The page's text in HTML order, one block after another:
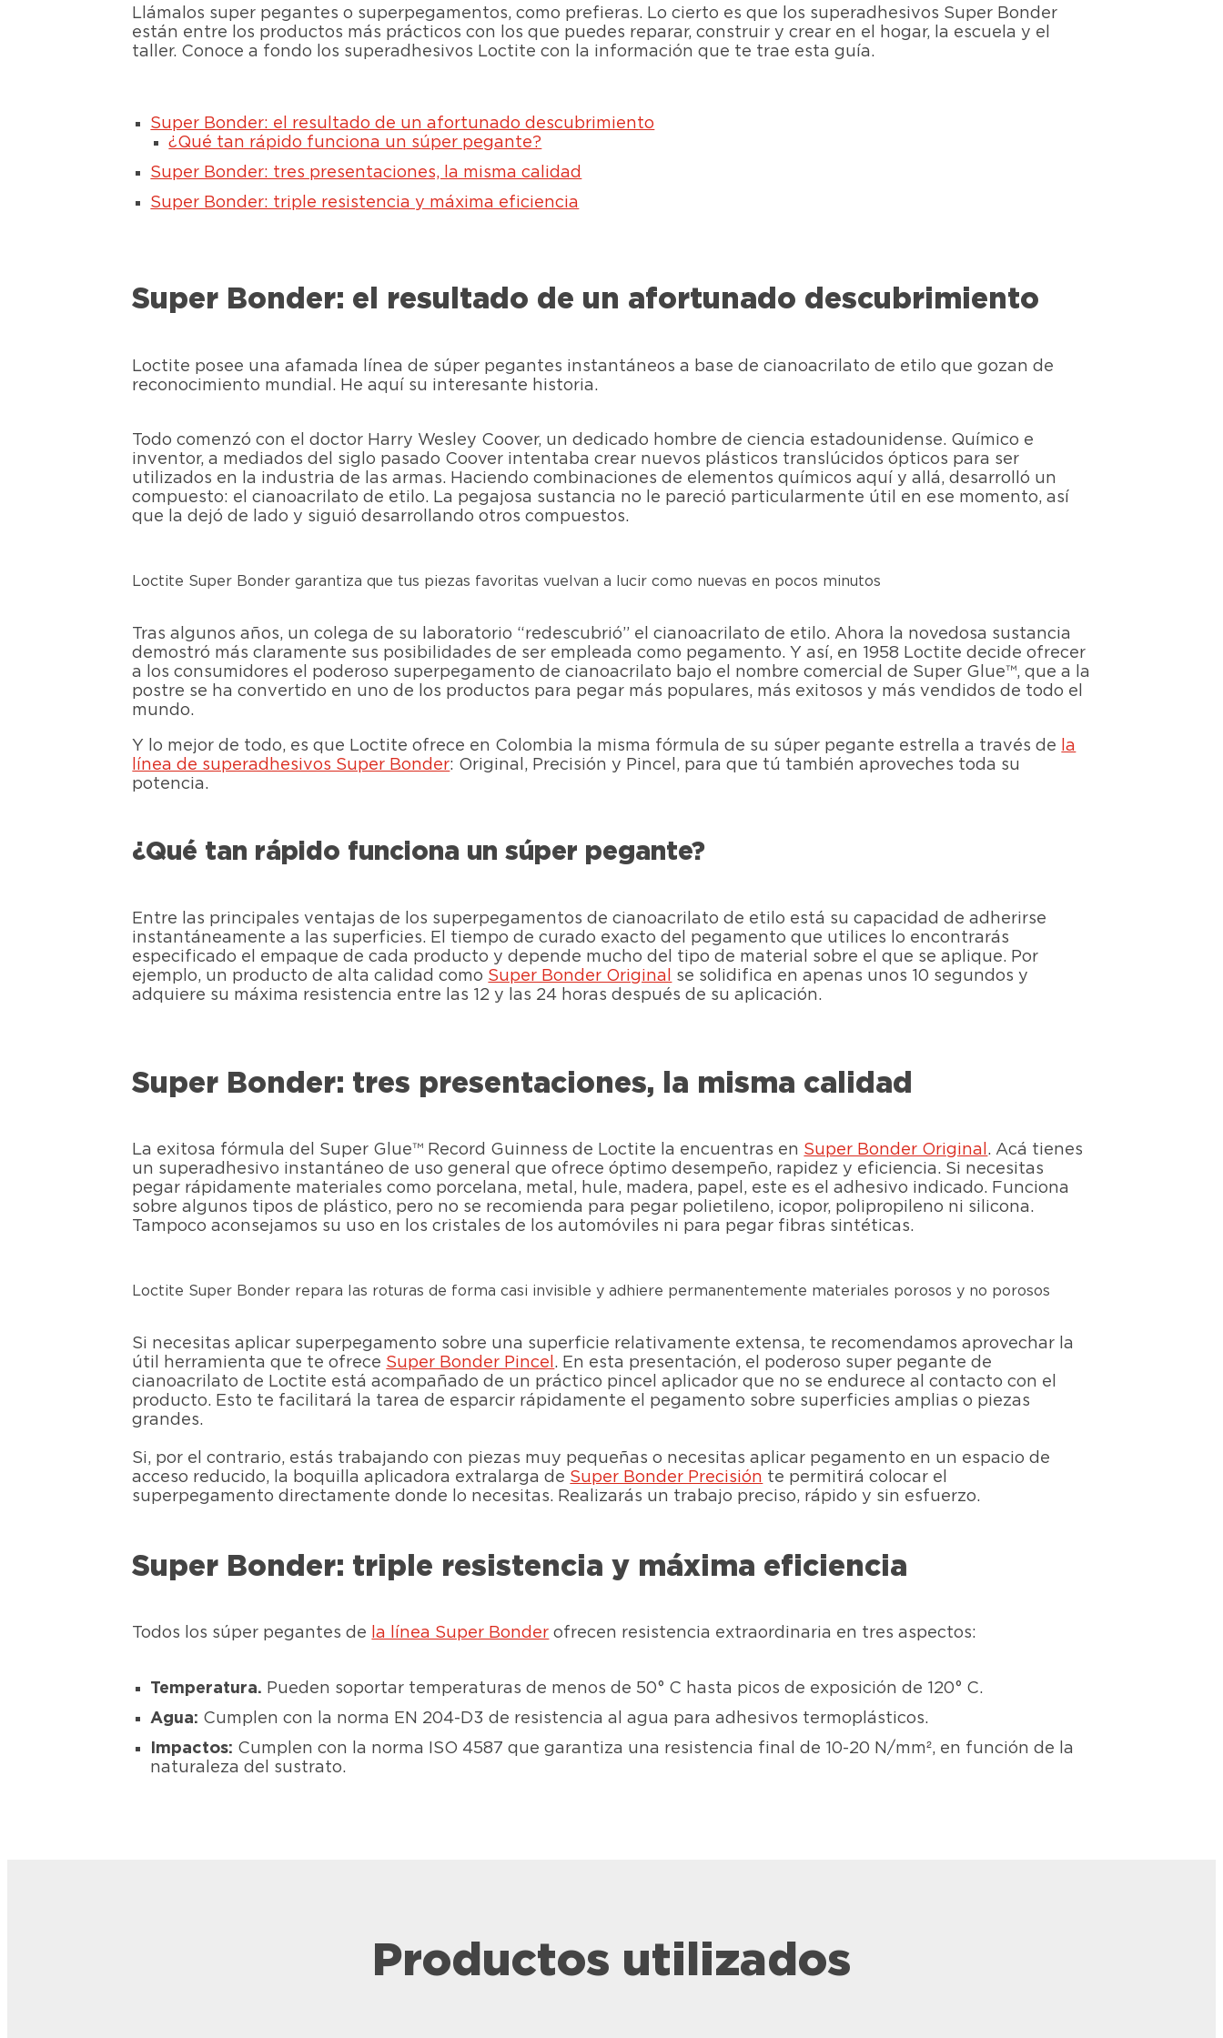
Llámalos super pegantes o superpegamentos, como prefieras. Lo cierto es que los superadhesivos Super Bonder
están entre los productos más prácticos con los que puedes reparar, construir y crear en el hogar, la escuela y el
taller. Conoce a fondo los superadhesivos Loctite con la información que te trae esta guía.
Super Bonder: el resultado de un afortunado descubrimiento
¿Qué tan rápido funciona un súper pegante?
Super Bonder: tres presentaciones, la misma calidad
Super Bonder: triple resistencia y máxima eficiencia
Super Bonder: el resultado de un afortunado descubrimiento
Loctite posee una afamada línea de súper pegantes instantáneos a base de cianoacrilato de etilo que gozan de
reconocimiento mundial. He aquí su interesante historia.
Todo comenzó con el doctor Harry Wesley Coover, un dedicado hombre de ciencia estadounidense. Químico e
inventor, a mediados del siglo pasado Coover intentaba crear nuevos plásticos translúcidos ópticos para ser
utilizados en la industria de las armas. Haciendo combinaciones de elementos químicos aquí y allá, desarrolló un
compuesto: el cianoacrilato de etilo. La pegajosa sustancia no le pareció particularmente útil en ese momento, así
que la dejó de lado y siguió desarrollando otros compuestos.
Loctite Super Bonder garantiza que tus piezas favoritas vuelvan a lucir como nuevas en pocos minutos
Tras algunos años, un colega de su laboratorio “redescubrió” el cianoacrilato de etilo. Ahora la novedosa sustancia
demostró más claramente sus posibilidades de ser empleada como pegamento. Y así, en 1958 Loctite decide ofrecer
a los consumidores el poderoso superpegamento de cianoacrilato bajo el nombre comercial de Super Glue™, que a la
postre se ha convertido en uno de los productos para pegar más populares, más exitosos y más vendidos de todo el
mundo.
Y lo mejor de todo, es que Loctite ofrece en Colombia la misma fórmula de su súper pegante estrella a través de
la
línea de superadhesivos Super Bonder: Original, Precisión y Pincel, para que tú también aproveches toda su
potencia.
¿Qué tan rápido funciona un súper pegante?
Entre las principales ventajas de los superpegamentos de cianoacrilato de etilo está su capacidad de adherirse
instantáneamente a las superficies. El tiempo de curado exacto del pegamento que utilices lo encontrarás
especificado el empaque de cada producto y depende mucho del tipo de material sobre el que se aplique. Por
ejemplo, un producto de alta calidad como Super Bonder Original
se solidifica en apenas unos 10 segundos y
adquiere su máxima resistencia entre las 12 y las 24 horas después de su aplicación.
Super Bonder: tres presentaciones, la misma calidad
La exitosa fórmula del Super Glue™ Record Guinness de Loctite la encuentras en Super Bonder Original . Acá tienes
un superadhesivo instantáneo de uso general que ofrece óptimo desempeño, rapidez y eficiencia. Si necesitas
pegar rápidamente materiales como porcelana, metal, hule, madera, papel, este es el adhesivo indicado. Funciona
sobre algunos tipos de plástico, pero no se recomienda para pegar polietileno, icopor, polipropileno ni silicona.
Tampoco aconsejamos su uso en los cristales de los automóviles ni para pegar fibras sintéticas.
Loctite Super Bonder repara las roturas de forma casi invisible y adhiere permanentemente materiales porosos y no porosos
Si necesitas aplicar superpegamento sobre una superficie relativamente extensa, te recomendamos aprovechar la
útil herramienta que te ofrece Super Bonder Pincel . En esta presentación, el poderoso super pegante de
cianoacrilato de Loctite está acompañado de un práctico pincel aplicador que no se endurece al contacto con el
producto. Esto te facilitará la tarea de esparcir rápidamente el pegamento sobre superficies amplias o piezas
grandes.
Si, por el contrario, estás trabajando con piezas muy pequeñas o necesitas aplicar pegamento en un espacio de
acceso reducido, la boquilla aplicadora extralarga de Super Bonder Precisión te permitirá colocar el
superpegamento directamente donde lo necesitas. Realizarás un trabajo preciso, rápido y sin esfuerzo.
Super Bonder: triple resistencia y máxima eficiencia
Todos los súper pegantes de la línea Super Bonder ofrecen resistencia extraordinaria en tres aspectos:
Temperatura. Pueden soportar temperaturas de menos de 50° C hasta picos de exposición de 120° C.
Agua: Cumplen con la norma EN 204-D3 de resistencia al agua para adhesivos termoplásticos.
Impactos: Cumplen con la norma ISO 4587 que garantiza una resistencia final de 10-20 N/mm², en función de la
naturaleza del sustrato.
Productos utilizados